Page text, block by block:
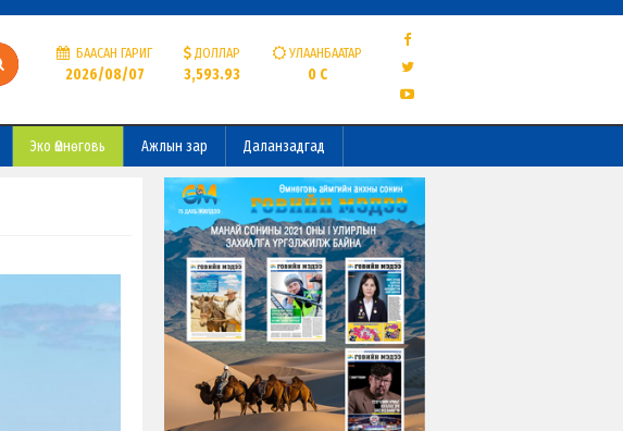
БААСАН ГАРИГ
2026/08/07
ДОЛЛАР
3,593.93
УЛААНБААТАР
0 C
Эко Өмнөговь Ажлын зар Даланзадгад